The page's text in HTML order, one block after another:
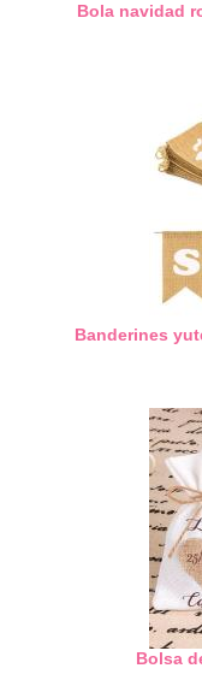
Bola navidad
Banderines
Bolsa